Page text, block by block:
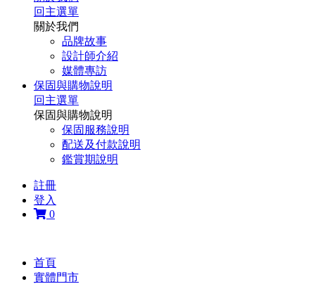
回主選單
關於我們
品牌故事
設計師介紹
媒體專訪
保固與購物說明
回主選單
保固與購物說明
保固服務說明
配送及付款說明
鑑賞期說明
註冊
登入
0
首頁
實體門市